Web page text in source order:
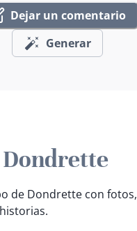
Dejar un comentario
Generar
Dondrette
de Dondrette con fotos,